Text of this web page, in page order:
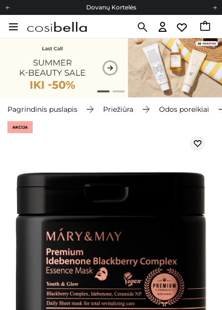
Dovanų Kortelės
Cosibella lojalumo programa
Dovanų Kortelės
Pagrindinis puslapis Priežiūra Odos poreikiai
AKCIJA